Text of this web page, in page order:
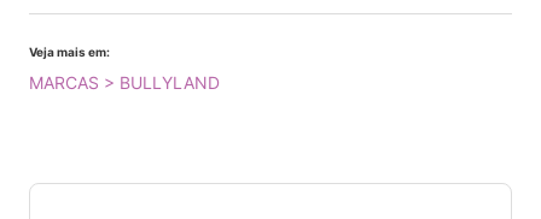
Veja mais em:
MARCAS > BULLYLAND